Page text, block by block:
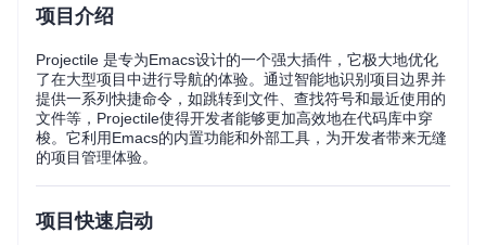
项目介绍
Projectile 是专为Emacs设计的一个强大插件，它极大地优化
了在大型项目中进行导航的体验。通过智能地识别项目边界并
提供一系列快捷命令，如跳转到文件、查找符号和最近使用的
文件等，Projectile使得开发者能够更加高效地在代码库中穿
梭。它利用Emacs的内置功能和外部工具，为开发者带来无缝
的项目管理体验。
项目快速启动